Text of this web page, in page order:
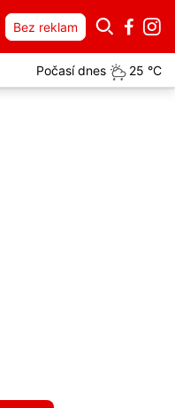
Bez reklam
Počasí dnes 25 °C